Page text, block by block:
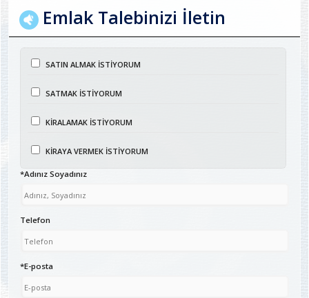
Emlak Talebinizi İletin
SATIN ALMAK İSTİYORUM
SATMAK İSTİYORUM
KİRALAMAK İSTİYORUM
KİRAYA VERMEK İSTİYORUM
*Adınız Soyadınız
Telefon
*E-posta